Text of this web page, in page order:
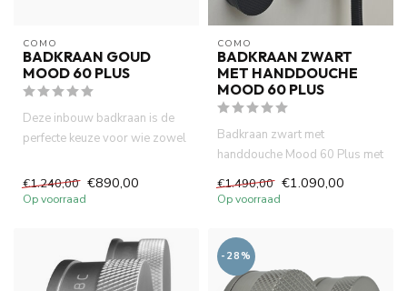
COMO
BADKRAAN GOUD
MOOD 60 PLUS
Deze inbouw badkraan is de
perfecte keuze voor wie zowel
€1.240,00 €890,00
Op voorraad
COMO
BADKRAAN ZWART
MET HANDDOUCHE
MOOD 60 PLUS
Badkraan zwart met
handdouche Mood 60 Plus met
ingebouwde thermostatische
bad me...
€1.490,00 €1.090,00
Op voorraad
-28%